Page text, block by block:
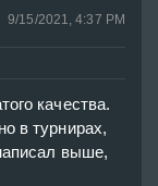
9/15/2021, 4:37 PM
качества.
в турнирах,
выше,